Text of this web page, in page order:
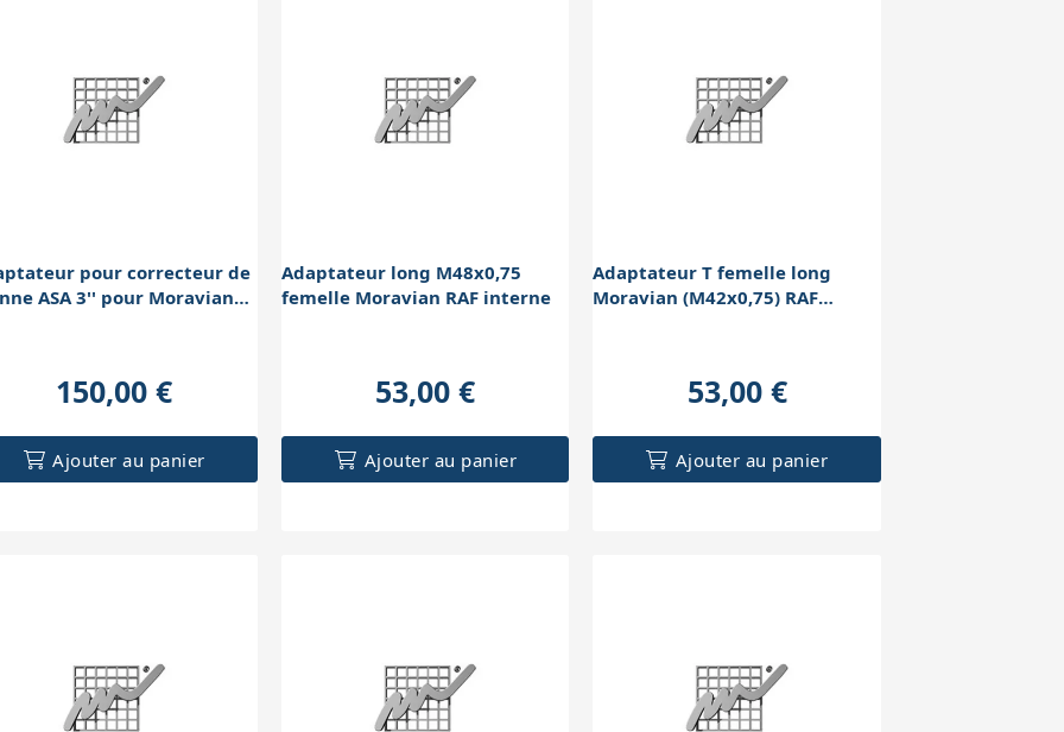
pour correcteur de
ASA 3'' pour Moravian
150,00 €
Ajouter au panier
Adaptateur long M48x0,75
femelle Moravian RAF interne
53,00 €
Ajouter au panier
Adaptateur T femelle long
Moravian (M42x0,75) RAF
53,00 €
Ajouter au panier